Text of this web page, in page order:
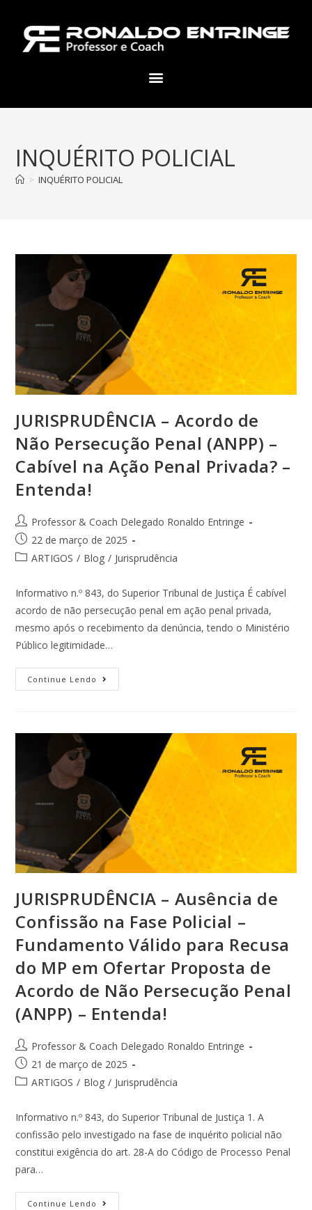
INQUÉRITO POLICIAL
> INQUÉRITO POLICIAL
JURISPRUDÊNCIA – Acordo de
Não Persecução Penal (ANPP) –
Cabível na Ação Penal Privada? –
Entenda!
Professor & Coach Delegado Ronaldo Entringe
22 de março de 2025
ARTIGOS / Blog / Jurisprudência
Informativo n.º 843, do Superior Tribunal de Justiça É cabível
acordo de não persecução penal em ação penal privada,
mesmo após o recebimento da denúncia, tendo o Ministério
Público legitimidade…
Continue Lendo
JURISPRUDÊNCIA – Ausência de
Confissão na Fase Policial –
Fundamento Válido para Recusa
do MP em Ofertar Proposta de
Acordo de Não Persecução Penal
(ANPP) – Entenda!
Professor & Coach Delegado Ronaldo Entringe
21 de março de 2025
ARTIGOS / Blog / Jurisprudência
Informativo n.º 843, do Superior Tribunal de Justiça 1. A
confissão pelo investigado na fase de inquérito policial não
constitui exigência do art. 28-A do Código de Processo Penal
para…
Continue Lendo